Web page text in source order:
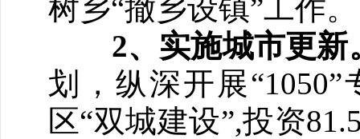
树乡“撤乡设镇”工作。
2、实施城市更新
划，纵深开展
区“双城建设”,投资